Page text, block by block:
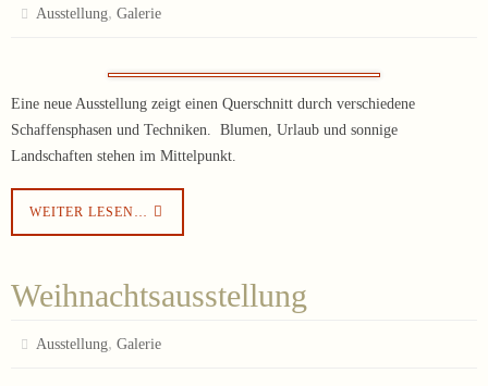
Ausstellung,Galerie
Eine neue Ausstellung zeigt einen Querschnitt durch verschiedene
Schaffensphasen und Techniken. Blumen, Urlaub und sonnige
Landschaften stehen im Mittelpunkt.
WEITER LESEN…
Weihnachtsausstellung
Ausstellung,Galerie